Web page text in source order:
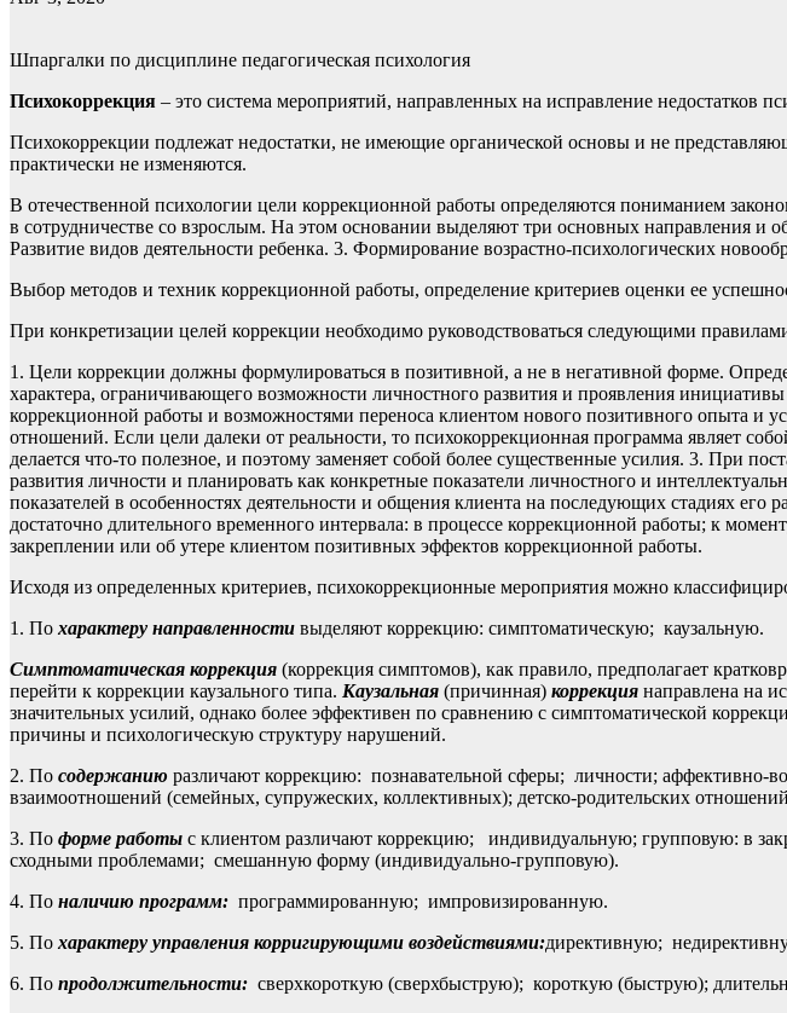
Шпаргалки по дисциплине педагогическая психология
Психокоррекция – это система мероприятий, направленных на исправление недостатков
Психокоррекции подлежат недостатки, не имеющие органической основы и не
практически не изменяются.
В отечественной психологии цели коррекционной работы определяются пониманием
в сотрудничестве со взрослым. На этом основании выделяют три основных направления и
Развитие видов деятельности ребенка. 3. Формирование возрастно-психологических
Выбор методов и техник коррекционной работы, определение критериев оценки ее
При конкретизации целей коррекции необходимо руководствоваться следующими
1. Цели коррекции должны формулироваться в позитивной, а не в негативной форме.
характера, ограничивающего возможности личностного развития и проявления
коррекционной работы и возможностями переноса клиентом нового позитивного опыта и
отношений. Если цели далеки от реальности, то психокоррекционная программа являет
делается что-то полезное, и поэтому заменяет собой более существенные усилия. 3. При
развития личности и планировать как конкретные показатели личностного и
показателей в особенностях деятельности и общения клиента на последующих стадиях его
достаточно длительного временного интервала: в процессе коррекционной работы; к
закреплении или об утере клиентом позитивных эффектов коррекционной работы.
Исходя из определенных критериев, психокоррекционные мероприятия можно
1. Похарактеру направленности выделяют коррекцию: симптоматическую; каузальную.
Симптоматическая коррекция (коррекция симптомов), как правило, предполагает
перейти к коррекции каузального типа. Каузальная (причинная) коррекция направлена на
значительных усилий, однако более эффективен по сравнению с симптоматической
причины и психологическую структуру нарушений.
2. По содержанию различают коррекцию: познавательной сферы; личности;
взаимоотношений (семейных, супружеских, коллективных); детско-родительских
3. По форме работы с клиентом различают коррекцию; индивидуальную; групповую: в
сходными проблемами; смешанную форму (индивидуально-групповую).
4. По наличию программ: программированную; импровизированную.
5. Похарактеру управления корригирующими воздействиями:директивную;
6. По продолжительности: сверхкороткую (сверхбыструю); короткую (быструю);